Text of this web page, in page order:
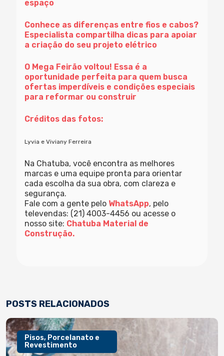
espaço
Conhece as diferenças entre fios e cabos?
Especialista compartilha dicas para apoiar
a criação do seu projeto elétrico
O Mega Feirão voltou! Essa é a
oportunidade perfeita para quem busca
ofertas imperdíveis e condições especiais
para reformar ou construir
Créditos das fotos:
Lyvia e Viviany Ferreira
Na Chatuba, você encontra as melhores
marcas e uma equipe pronta para orientar
cada escolha da sua obra, com clareza e
segurança.
Fale com a gente pelo WhatsApp, pelo
televendas: (21) 4003-4456 ou acesse o
nosso site: Chatuba Material de
Construção.
POSTS RELACIONADOS
Pisos, Porcelanato e
Revestimento